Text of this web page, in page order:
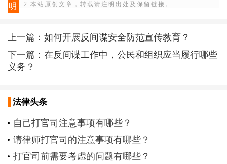
明
2.本站原创文章，转载请注明出处及保留链接。
上一篇：如何开展反间谍安全防范宣传教育？
下一篇：在反间谍工作中，公民和组织应当履行哪些
义务？
法律头条
自己打官司注意事项有哪些？
请律师打官司的注意事项有哪些？
打官司前需要考虑的问题有哪些？